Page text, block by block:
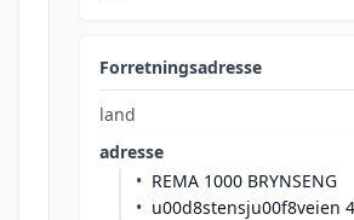
Forretningsadresse
land
adresse
REMA 1000 BRYNSENG
u00d8stensju00f8veien